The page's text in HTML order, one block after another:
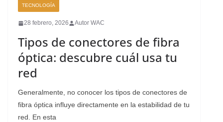
TECNOLOGÍA
28 febrero, 2026 Autor WAC
Tipos de conectores de fibra
óptica: descubre cuál usa tu
red
Generalmente, no conocer los tipos de conectores de
fibra óptica influye directamente en la estabilidad de tu
red. En esta